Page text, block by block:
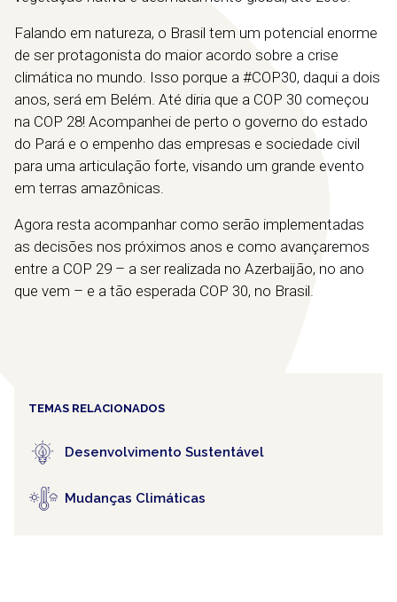
Falando em natureza, o Brasil tem um potencial enorme
de ser protagonista do maior acordo sobre a crise
climática no mundo. Isso porque a #COP30, daqui a dois
anos, será em Belém. Até diria que a COP 30 começou
na COP 28! Acompanhei de perto o governo do estado
do Pará e o empenho das empresas e sociedade civil
para uma articulação forte, visando um grande evento
em terras amazônicas.
Agora resta acompanhar como serão implementadas
as decisões nos próximos anos e como avançaremos
entre a COP 29 – a ser realizada no Azerbaijão, no ano
que vem – e a tão esperada COP 30, no Brasil.
TEMAS RELACIONADOS
Desenvolvimento Sustentável
Mudanças Climáticas